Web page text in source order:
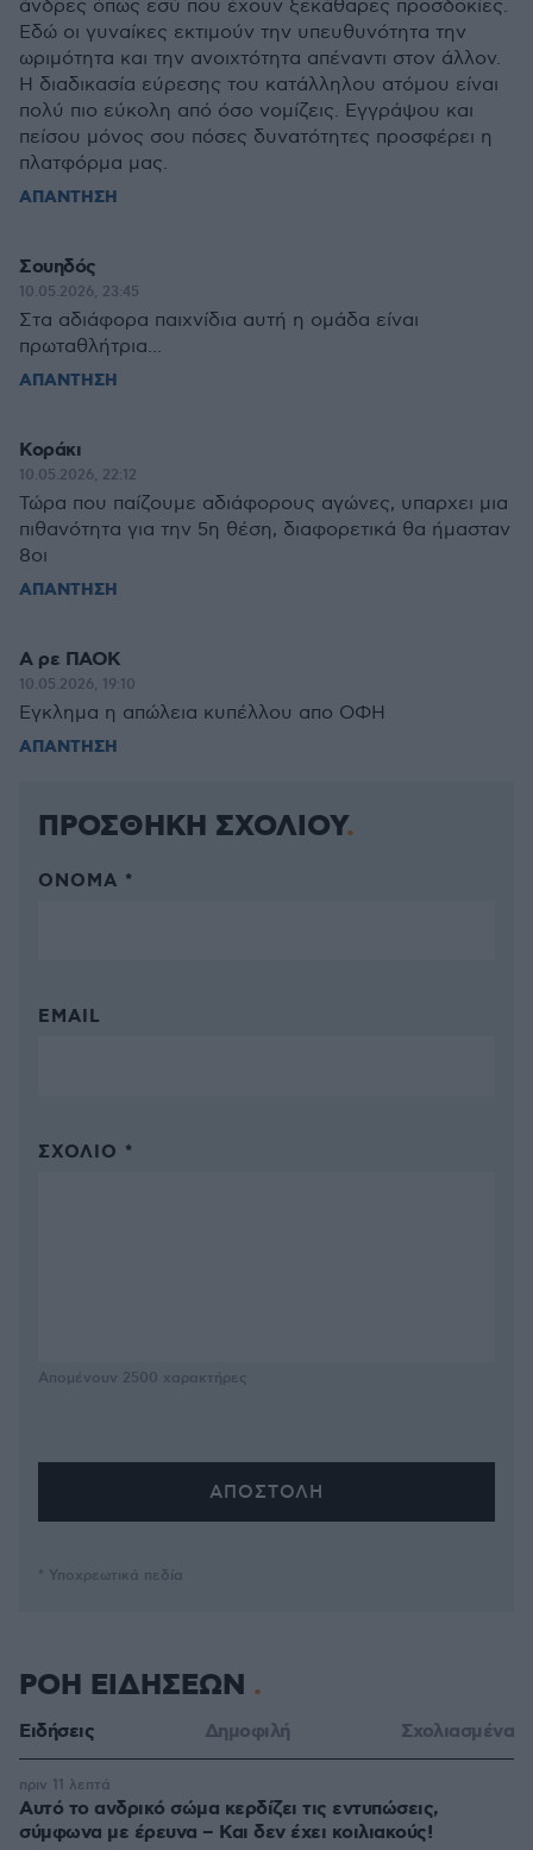
άνδρες όπως εσύ που έχουν ξεκάθαρες προσδοκίες.
Εδώ οι γυναίκες εκτιμούν την υπευθυνότητα την
ωριμότητα και την ανοιχτότητα απέναντι στον άλλον.
Η διαδικασία εύρεσης του κατάλληλου ατόμου είναι
πολύ πιο εύκολη από όσο νομίζεις. Εγγράψου και
πείσου μόνος σου πόσες δυνατότητες προσφέρει η
πλατφόρμα μας.
ΑΠΑΝΤΗΣΗ
Σουηδός
10.05.2026, 23:45
Στα αδιάφορα παιχνίδια αυτή η ομάδα είναι
πρωταθλήτρια...
ΑΠΑΝΤΗΣΗ
Κοράκι
10.05.2026, 22:12
Τώρα που παίζουμε αδιάφορους αγώνες, υπαρχει μια
πιθανότητα για την 5η θέση, διαφορετικά θα ήμασταν
8οι
ΑΠΑΝΤΗΣΗ
Α ρε ΠΑΟΚ
10.05.2026, 19:10
Εγκλημα η απώλεια κυπέλλου απο ΟΦΗ
ΑΠΑΝΤΗΣΗ
ΠΡΟΣΘΗΚΗ ΣΧΟΛΙΟΥ
ΌΝΟΜΑ *
EMAIL
ΣΧΌΛΙΟ *
Απομένουν 2500 χαρακτήρες
* Υποχρεωτικά πεδία
ΡΟΗ ΕΙΔΗΣΕΩΝ
Ειδήσεις Δημοφιλή Σχολιασμένα
Αυτό το ανδρικό σώμα κερδίζει τις εντυπώσεις,
σύμφωνα με έρευνα – Και δεν έχει κοιλιακούς!
πριν 11 λεπτά